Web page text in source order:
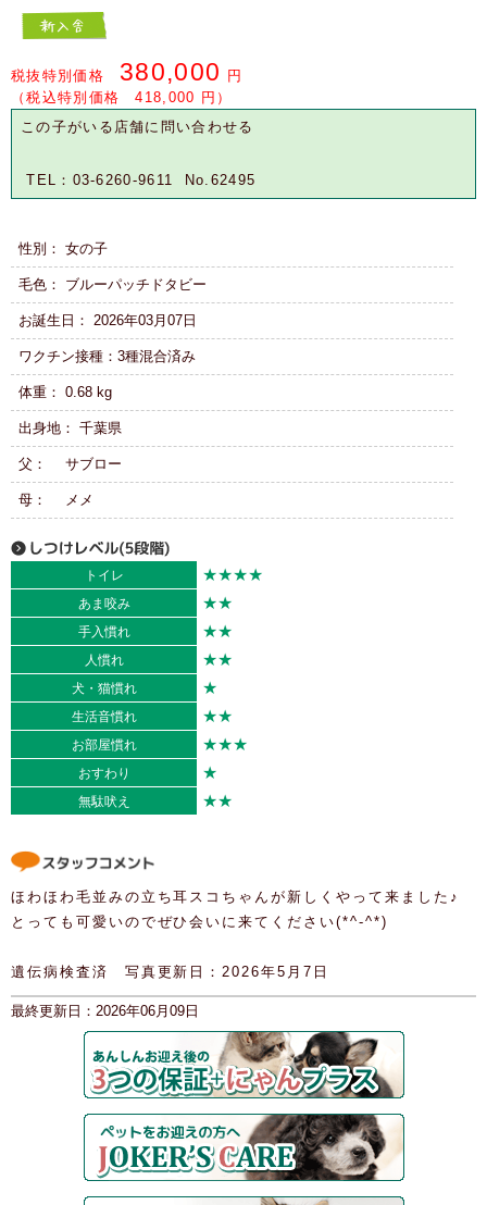
税抜特別価格 380,000
円
（税込特別価格 418,000 円）
この子がいる店舗に問い合わせる
TEL：03-6260-9611 No.62495
性別： 女の子
毛色： ブルーパッチドタビー
お誕生日： 2026年03月07日
ワクチン接種：3種混合済み
体重： 0.68 kg
出身地： 千葉県
父： サブロー
母： メメ
トイレ ★★★★
あま咬み ★★
手入慣れ ★★
人慣れ ★★
犬・猫慣れ ★
生活音慣れ ★★
お部屋慣れ ★★★
おすわり ★
無駄吠え ★★
ほわほわ毛並みの立ち耳スコちゃんが新しくやって来ました♪
とっても可愛いのでぜひ会いに来てください(*^-^*)
遺伝病検査済 写真更新日：2026年5月7日
最終更新日：2026年06月09日